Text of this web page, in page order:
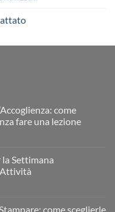
come
fare una lezione
Settimana
Attività
come sceglierle